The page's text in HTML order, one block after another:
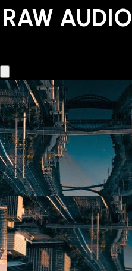
RAW AUDIO
RAW AUDIO